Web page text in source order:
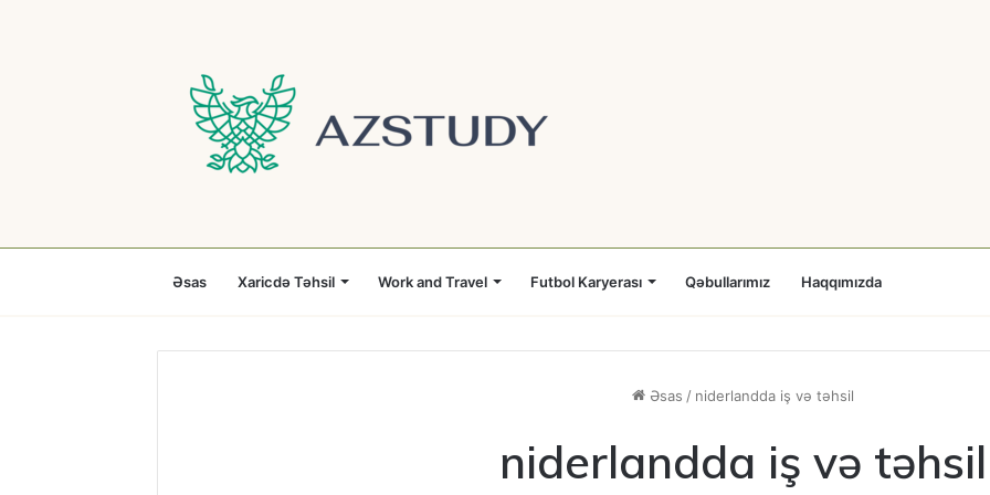
Əsas Xaricdə Təhsil Work and Travel Futbol Karyerası Qəbullarımız Haqqımızda
Əsas / niderlandda iş və təhsil
niderlandda iş və təhsil